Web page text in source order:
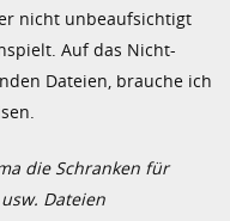
nicht unbeaufsichtigt
Auf das Nicht-
Dateien, brauche ich
die Schranken für
Dateien